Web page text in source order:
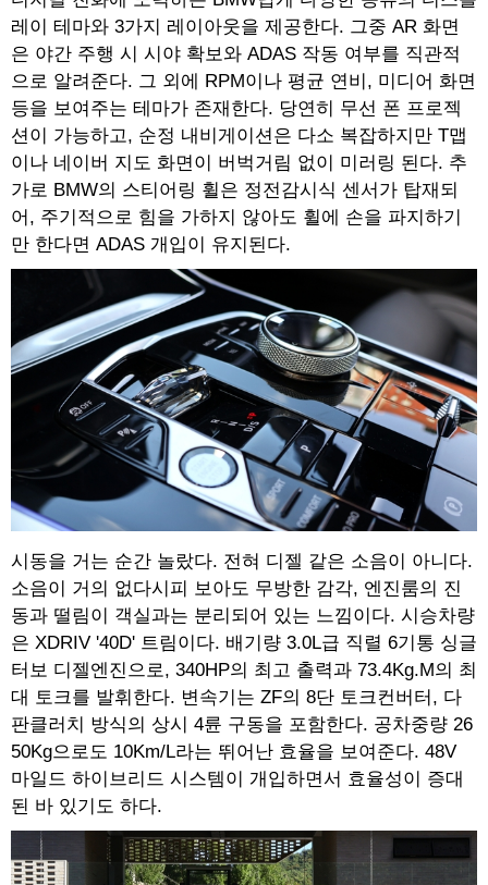
레이 테마와 3가지 레이아웃을 제공한다. 그중 AR 화면
은 야간 주행 시 시야 확보와 ADAS 작동 여부를 직관적
으로 알려준다. 그 외에 RPM이나 평균 연비, 미디어 화면
등을 보여주는 테마가 존재한다. 당연히 무선 폰 프로젝
션이 가능하고, 순정 내비게이션은 다소 복잡하지만 T맵
이나 네이버 지도 화면이 버벅거림 없이 미러링 된다. 추
가로 BMW의 스티어링 휠은 정전감시식 센서가 탑재되
어, 주기적으로 힘을 가하지 않아도 휠에 손을 파지하기
만 한다면 ADAS 개입이 유지된다.
시동을 거는 순간 놀랐다. 전혀 디젤 같은 소음이 아니다.
소음이 거의 없다시피 보아도 무방한 감각, 엔진룸의 진
동과 떨림이 객실과는 분리되어 있는 느낌이다. 시승차량
은 XDRIV '40D' 트림이다. 배기량 3.0L급 직렬 6기통 싱글
터보 디젤엔진으로, 340HP의 최고 출력과 73.4Kg.M의 최
대 토크를 발휘한다. 변속기는 ZF의 8단 토크컨버터, 다
판클러치 방식의 상시 4륜 구동을 포함한다. 공차중량 26
50Kg으로도 10Km/L라는 뛰어난 효율을 보여준다. 48V
마일드 하이브리드 시스템이 개입하면서 효율성이 증대
된 바 있기도 하다.